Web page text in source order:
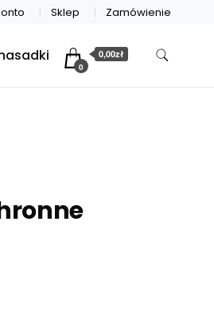
Sklep Zamówienie
0
0,00zł